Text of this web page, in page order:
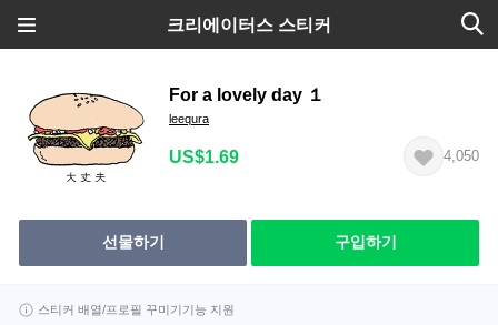
크리에이터스 스티커
For a lovely day １
leequra
US$1.69 4,050
선물하기 구입하기
스티커 배열/프로필 꾸미기기능 지원